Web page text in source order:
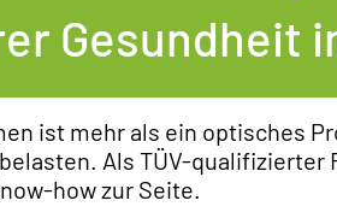
Gesundheit
ist mehr als ein optisches
Als TÜV-
how zur Seite.